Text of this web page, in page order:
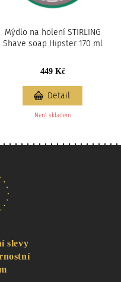
Mýdlo na holení STIRLING
Shave soap Hipster 170 ml
449 Kč
Není skladem
Detail
slevy